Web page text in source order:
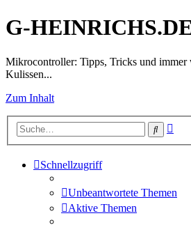
G-
Mikrocontroller: Tipps, Tricks und
Kulissen...
Zum Inhalt
Suche
Schnellzugriff
Unbeantwortete Themen
Aktive Themen